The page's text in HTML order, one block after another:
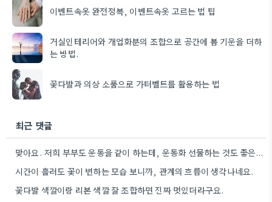
이벤트속옷 완전정복, 이벤트속옷 고르는 법 팁
거실인테리어와 개업화분의 조합으로 공간에 봄 기운을 더하
는 방법.
꽃다발과 의상 소품으로 가터벨트를 활용하는 법
최근 댓글
맞아요. 저희 부부도 운동을 같이 하는데, 운동화 선물하는 것도 좋은 생각이었네요. 꽃과 함께라면 더 센스…
시간이 흘러도 꽃이 변하는 모습 보니까, 관계의 흐름이 생각나네요.
꽃다발 색깔이랑 리본 색깔 잘 조합하면 진짜 멋있더라구요.